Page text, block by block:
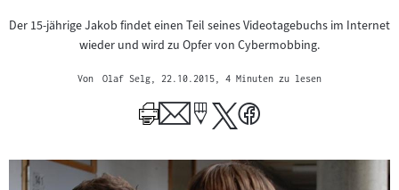
Der 15-jährige Jakob findet einen Teil seines Videotagebuchs im Internet
wieder und wird zu Opfer von Cybermobbing.
Von Olaf Selg , 22.10.2015 , 4 Minuten zu lesen